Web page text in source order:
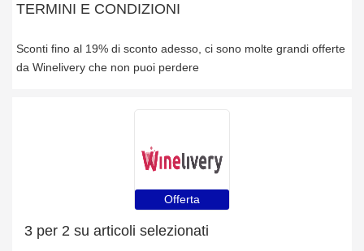
TERMINI E CONDIZIONI
Sconti fino al 19% di sconto adesso, ci sono molte grandi offerte
da Winelivery che non puoi perdere
Offerta
3 per 2 su articoli selezionati